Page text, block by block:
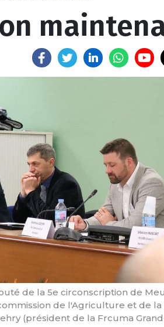
de la 5e circonscription de
de l'Agriculture et de la
(président de la Frcuma